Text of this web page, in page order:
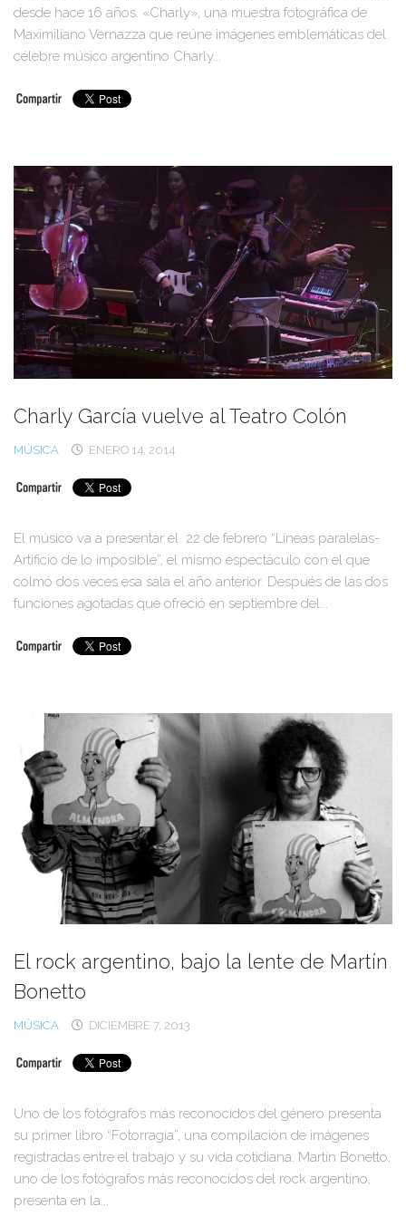
desde hace 16 años. «Charly», una muestra fotográfica de
Maximiliano Vernazza que reúne imágenes emblemáticas del
célebre músico argentino Charly...
Charly García vuelve al Teatro Colón
MÚSICA ENERO 14, 2014
El músico va a presentar el 22 de febrero “Líneas paralelas-
Artificio de lo imposible”, el mismo espectáculo con el que
colmó dos veces esa sala el año anterior. Después de las dos
funciones agotadas que ofreció en septiembre del...
El rock argentino, bajo la lente de Martín
Bonetto
MÚSICA DICIEMBRE 7, 2013
Uno de los fotógrafos más reconocidos del género presenta
su primer libro “Fotorragia”, una compilación de imágenes
registradas entre el trabajo y su vida cotidiana. Martín Bonetto,
uno de los fotógrafos más reconocidos del rock argentino,
presenta en la...